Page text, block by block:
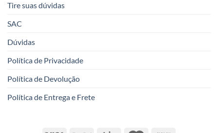
Tire suas dúvidas
SAC
Dúvidas
Política de Privacidade
Política de Devolução
Política de Entrega e Frete